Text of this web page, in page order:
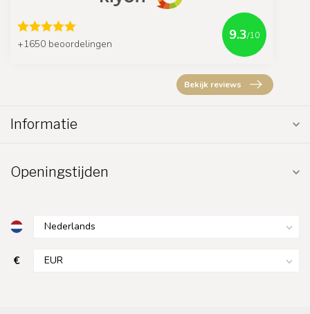
+1650 beoordelingen
9.3/10
Bekijk reviews
Informatie
Openingstijden
€